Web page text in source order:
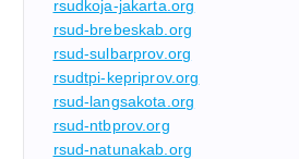
rsudkoja-jakarta.org
rsud-brebeskab.org
rsud-sulbarprov.org
rsudtpi-kepriprov.org
rsud-langsakota.org
rsud-ntbprov.org
rsud-natunakab.org